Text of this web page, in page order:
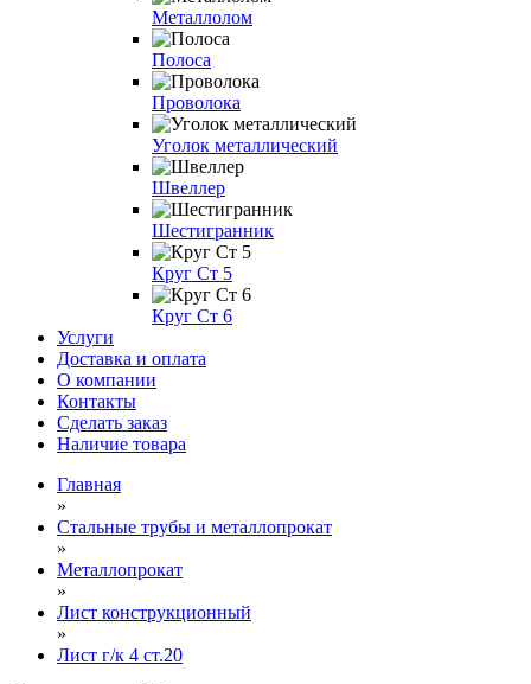
Металлолом
Полоса
Проволока
Уголок металлический
Швеллер
Шестигранник
Круг Ст 5
Круг Ст 6
Услуги
Доставка и оплата
О компании
Контакты
Сделать заказ
Наличие товара
Главная
»
Стальные трубы и металлопрокат
»
Металлопрокат
»
Лист конструкционный
»
Лист г/к 4 ст.20